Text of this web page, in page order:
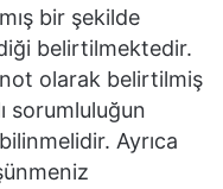
bir şekilde
belirtilmektedir.
not olarak belirtilmiş
sorumluluğun
Ayrıca